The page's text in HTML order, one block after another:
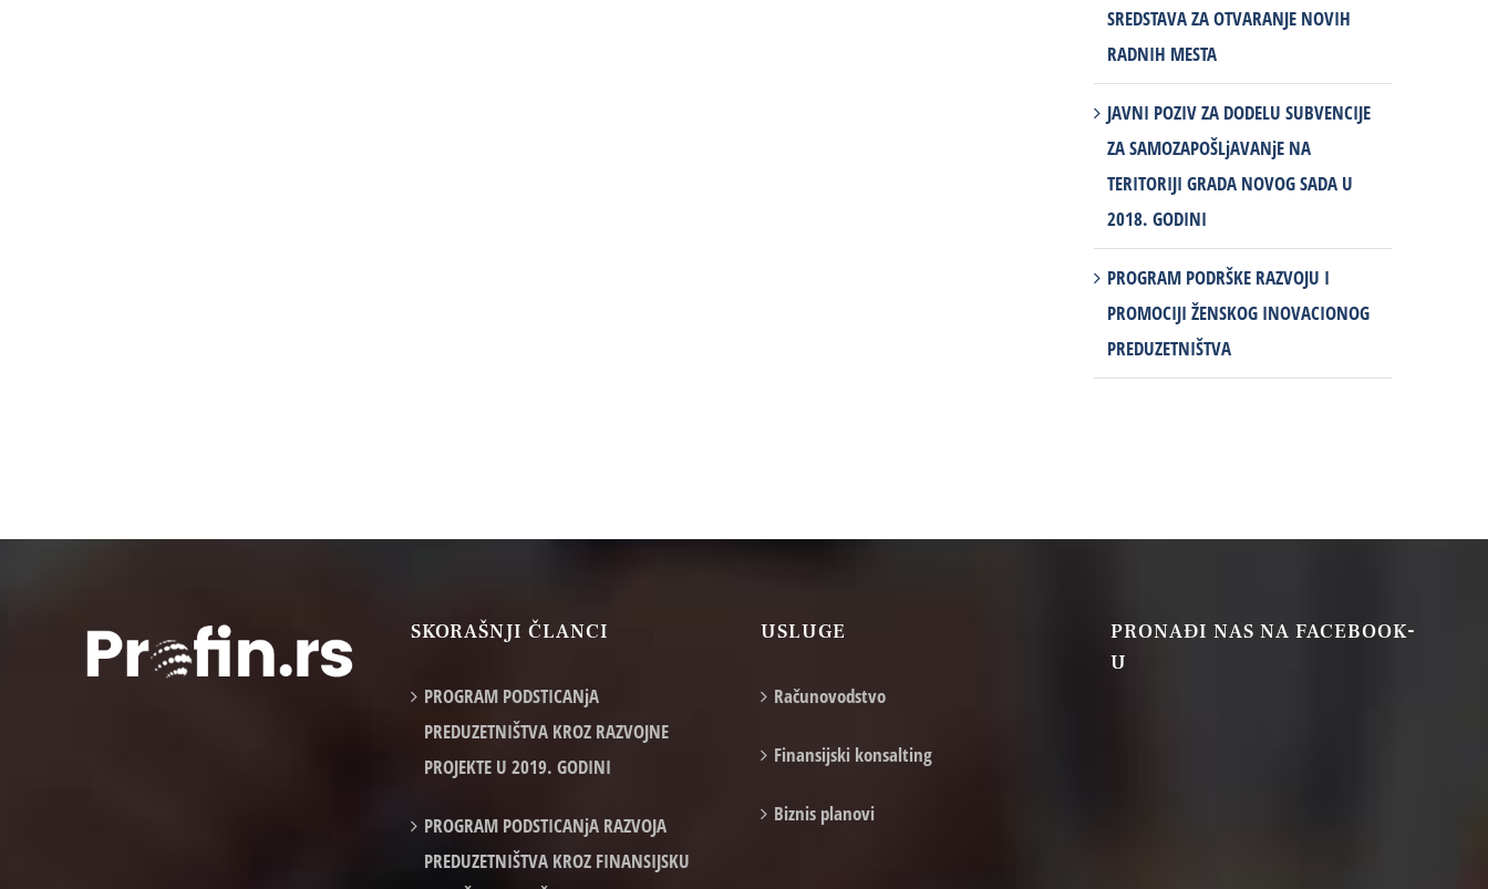
SREDSTAVA ZA OTVARANJE NOVIH
RADNIH MESTA
JAVNI POZIV ZA DODELU SUBVENCIJE
ZA SAMOZAPOŠLjAVANjE NA
TERITORIJI GRADA NOVOG SADA U
2018. GODINI
PROGRAM PODRŠKE RAZVOJU I
PROMOCIJI ŽENSKOG INOVACIONOG
PREDUZETNIŠTVA
SKORAŠNJI ČLANCI
PROGRAM PODSTICANjA
PREDUZETNIŠTVA KROZ RAZVOJNE
PROJEKTE U 2019. GODINI
PROGRAM PODSTICANjA RAZVOJA
PREDUZETNIŠTVA KROZ FINANSIJSKU
USLUGE
Računovodstvo
Finansijski konsalting
Biznis planovi
PRONAĐI NAS NA FACEBOOK-
U